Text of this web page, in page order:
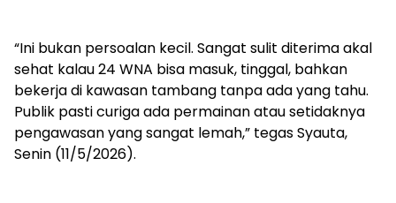
“Ini bukan persoalan kecil. Sangat sulit diterima akal
sehat kalau 24 WNA bisa masuk, tinggal, bahkan
bekerja di kawasan tambang tanpa ada yang tahu.
Publik pasti curiga ada permainan atau setidaknya
pengawasan yang sangat lemah,” tegas Syauta,
Senin (11/5/2026).